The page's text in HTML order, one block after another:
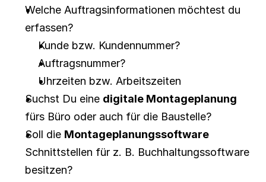
Welche Auftragsinformationen möchtest du
erfassen?
Kunde bzw. Kundennummer?
Auftragsnummer?
Uhrzeiten bzw. Arbeitszeiten
Suchst Du eine digitale Montageplanung
fürs Büro oder auch für die Baustelle?
Soll die Montageplanungssoftware
Schnittstellen für z. B. Buchhaltungssoftware
besitzen?